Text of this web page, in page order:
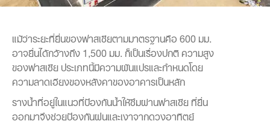
แม้ว่าระยะที่ยื่นของฟาสเซียตามมาตรฐานคือ 600 มม.
อาจยื่นได้กว้างถึง 1,500 มม. ก็เป็นเรื่องปกติ ความสูง
ของฟาสเซีย ประเภทนี้มีความผันแปรและกำหนดโดย
ความลาดเอียงของหลังคาของอาคารเป็นหลัก
รางน้ำที่อยู่ในแนวที่ป้องกันน้ำให้ซึมผ่านฟาสเซีย ที่ยื่น
ออกมาจึงช่วยป้องกันฝนและเงาจากดวงอาทิตย์